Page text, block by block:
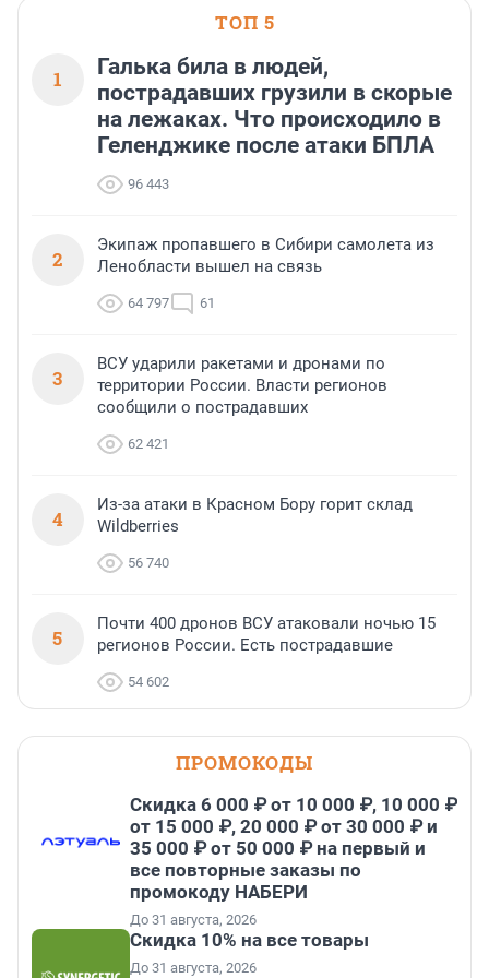
ТОП 5
1
Галька била в людей,
пострадавших грузили в скорые
на лежаках. Что происходило в
Геленджике после атаки БПЛА
96 443
2
Экипаж пропавшего в Сибири самолета из
Ленобласти вышел на связь
64 797 61
3
ВСУ ударили ракетами и дронами по
территории России. Власти регионов
сообщили о пострадавших
62 421
4
Из-за атаки в Красном Бору горит склад
Wildberries
56 740
5
Почти 400 дронов ВСУ атаковали ночью 15
регионов России. Есть пострадавшие
54 602
ПРОМОКОДЫ
Скидка 6 000 ₽ от 10 000 ₽, 10 000 ₽
от 15 000 ₽, 20 000 ₽ от 30 000 ₽ и
35 000 ₽ от 50 000 ₽ на первый и
все повторные заказы по
промокоду НАБЕРИ
До 31 августа, 2026
Скидка 10% на все товары
До 31 августа, 2026